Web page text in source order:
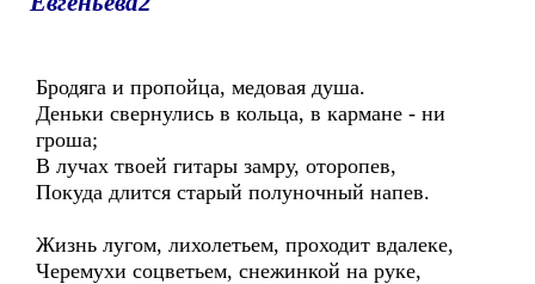
Бродяга и пропойца, медовая душа.
Деньки свернулись в кольца, в кармане - ни
гроша;
В лучах твоей гитары замру, оторопев,
Покуда длится старый полуночный напев.
Жизнь лугом, лихолетьем, проходит вдалеке,
Черемухи соцветьем, снежинкой на руке,